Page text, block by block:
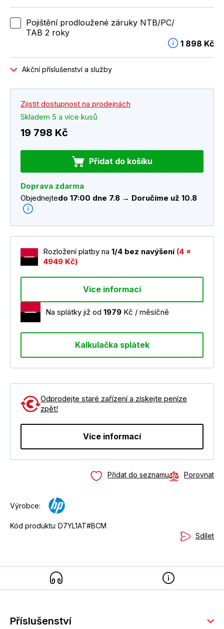
Pojištění prodloužené záruky NTB/PC/
TAB 2 roky
1 898 Kč
Akční příslušenství a služby
Zjistit dostupnost na prodejnách
Skladem 5 a více kusů
19 798 Kč
Přidat do košíku
Doprava zdarma
Objednejtedo 17:00 dne 7.8 → Doručíme už 10.8
Rozložení platby na 1/4 bez navýšení (4 x
4949 Kč)
Více informací
Na splátky již od 1979 Kč / měsíčně
Kalkulačka splátek
Odprodejte staré zařízení a získejte peníze
zpět!
Více informací
Přidat do seznamu Porovnat
Výrobce:
Kód produktu: D7YL1AT#BCM
Sdílet
Příslušenství